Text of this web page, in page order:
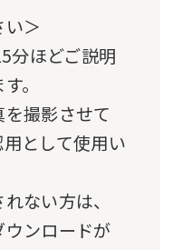
＞
分ほどご説明
。
撮影させて
として使用い
ない方は、
ンロードが